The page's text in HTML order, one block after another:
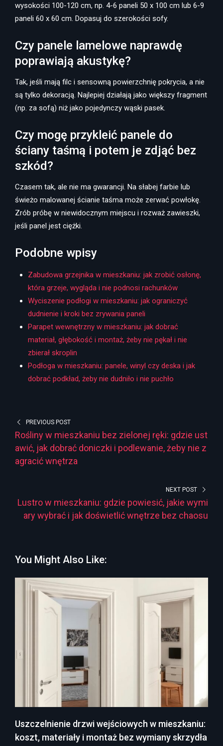
wysokości 100-120 cm, np. 4-6 paneli 50 x 100 cm lub 6-9
paneli 60 x 60 cm. Dopasuj do szerokości sofy.
Czy panele lamelowe naprawdę
poprawiają akustykę?
Tak, jeśli mają filc i sensowną powierzchnię pokrycia, a nie
są tylko dekoracją. Najlepiej działają jako większy fragment
(np. za sofą) niż jako pojedynczy wąski pasek.
Czy mogę przykleić panele do
ściany taśmą i potem je zdjąć bez
szkód?
Czasem tak, ale nie ma gwarancji. Na słabej farbie lub
świeżo malowanej ścianie taśma może zerwać powłokę.
Zrób próbę w niewidocznym miejscu i rozważ zawieszki,
jeśli panel jest ciężki.
Podobne wpisy
Zabudowa grzejnika w mieszkaniu: jak zrobić osłonę,
która grzeje, wygląda i nie podnosi rachunków
Wyciszenie podłogi w mieszkaniu: jak ograniczyć
dudnienie i kroki bez zrywania paneli
Parapet wewnętrzny w mieszkaniu: jak dobrać
materiał, głębokość i montaż, żeby nie pękał i nie
zbierał skroplin
Podłoga w mieszkaniu: panele, winyl czy deska i jak
dobrać podkład, żeby nie dudniło i nie puchło
PREVIOUS POST
Rośliny w mieszkaniu bez zielonej ręki: gdzie ust
awić, jak dobrać doniczki i podlewanie, żeby nie z
agracić wnętrza
NEXT POST
Lustro w mieszkaniu: gdzie powiesić, jakie wymi
ary wybrać i jak doświetlić wnętrze bez chaosu
You Might Also Like:
Uszczelnienie drzwi wejściowych w mieszkaniu:
koszt, materiały i montaż bez wymiany skrzydła